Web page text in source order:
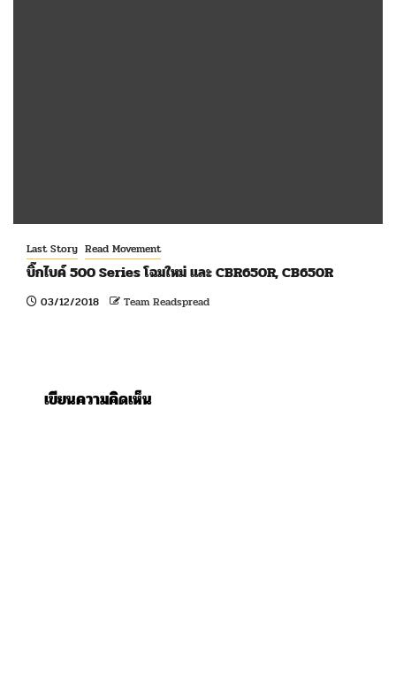
Last Story Read Movement
บิ๊กไบค์ 500 Series โฉมใหม่ และ CBR650R, CB650R
03/12/2018 Team Readspread
เขียนความคิดเห็น